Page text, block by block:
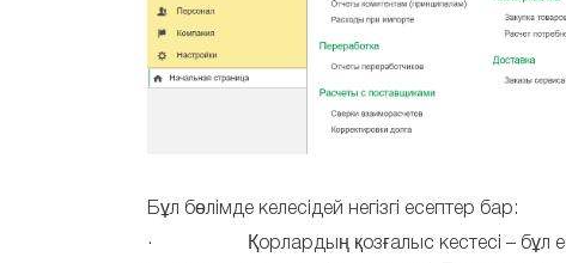
Бұл бөлімде келесідей негізгі есептер бар:
· Қорлардың қозғалыс кестесі – бұл есеп